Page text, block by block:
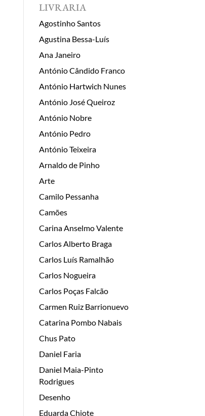
LIVRARIA
Agostinho Santos
Agustina Bessa-Luís
Ana Janeiro
António Cândido Franco
António Hartwich Nunes
António José Queiroz
António Nobre
António Pedro
António Teixeira
Arnaldo de Pinho
Arte
Camilo Pessanha
Camões
Carina Anselmo Valente
Carlos Alberto Braga
Carlos Luís Ramalhão
Carlos Nogueira
Carlos Poças Falcão
Carmen Ruiz Barrionuevo
Catarina Pombo Nabais
Chus Pato
Daniel Faria
Daniel Maia-Pinto
Rodrigues
Desenho
Eduarda Chiote